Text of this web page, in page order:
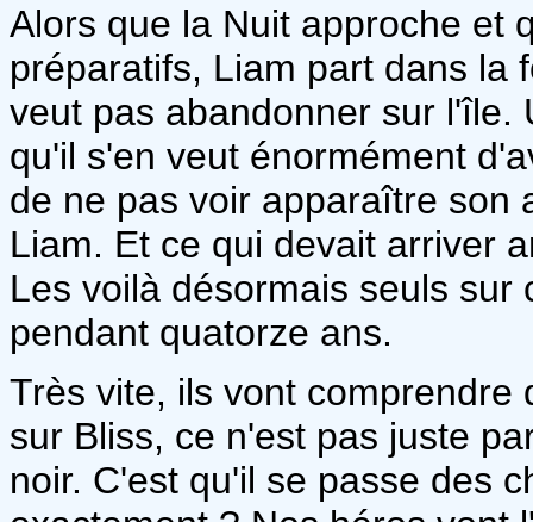
Alors que la Nuit approche et
préparatifs, Liam part dans la
veut pas abandonner sur l'île.
qu'il s'en veut énormément
de ne pas voir apparaître son
Liam. Et ce qui devait arriver
Les voilà désormais seuls
pendant quatorze ans.
Très vite, ils vont
sur Bliss, ce n'est pas juste
noir. C'est qu'il se passe des